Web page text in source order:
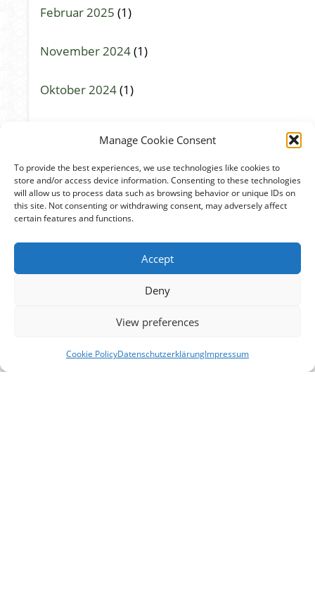
Manage Cookie Consent
To provide the best experiences, we use technologies like cookies to
store and/or access device information. Consenting to these technologies
will allow us to process data such as browsing behavior or unique IDs on
this site. Not consenting or withdrawing consent, may adversely affect
certain features and functions.
Accept
Deny
View preferences
Cookie PolicyDatenschutzerklärungImpressum
Februar 2025 (1)
November 2024(1)
Oktober 2024(1)
Mai 2024(1)
März 2024(1)
Januar 2024(1)
September 2023(1)
Juni 2023(1)